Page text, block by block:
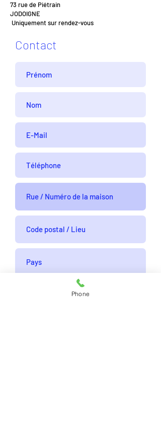
73 rue de Piétrain
JODOIGNE
Uniquement sur rendez-vous
Contact
Phone